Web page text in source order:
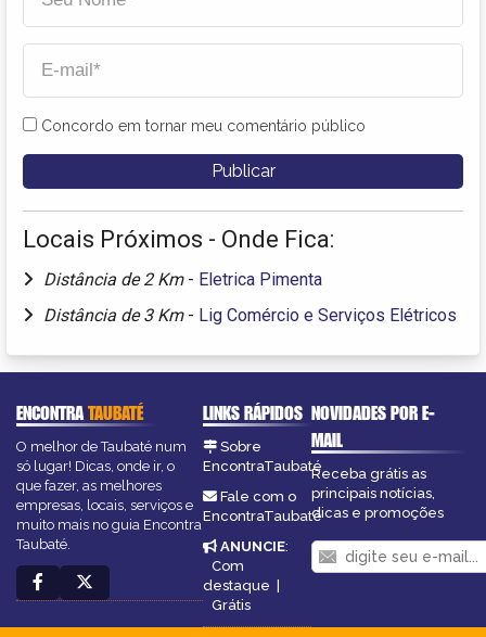
Concordo em tornar meu comentário público
Locais Próximos - Onde Fica:
Distância de 2 Km - Eletrica Pimenta
Distância de 3 Km - Lig Comércio e Serviços Elétricos
ENCONTRATAUBATÉ
O melhor de Taubaté num
só lugar! Dicas, onde ir, o
que fazer, as melhores
empresas, locais, serviços e
muito mais no guia Encontra
Taubaté.
LINKS RÁPIDOS
Sobre
EncontraTaubaté
Fale com o
EncontraTaubaté
ANUNCIE:
Com
destaque |
Grátis
NOVIDADES POR E-
MAIL
Receba grátis as
principais notícias,
dicas e promoções